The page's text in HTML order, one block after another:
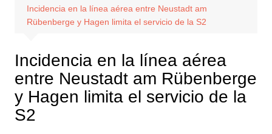
Incidencia en la línea aérea entre Neustadt am
Rübenberge y Hagen limita el servicio de la S2
Incidencia en la línea aérea
entre Neustadt am Rübenberge
y Hagen limita el servicio de la
S2